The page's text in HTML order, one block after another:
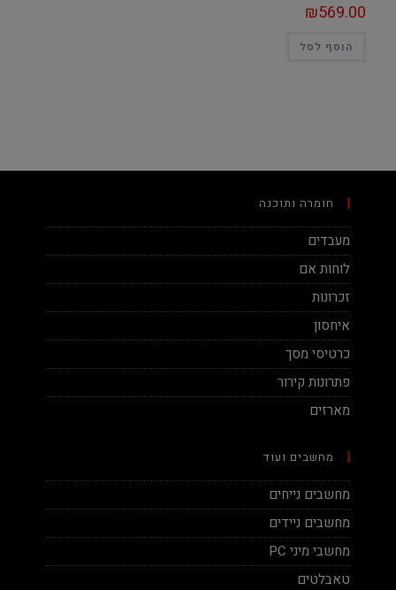
₪569.00
הוסף לסל
חומרה ותוכנה
מעבדים
לוחות אם
זכרונות
איחסון
כרטיסי מסך
פתרונות קירור
מארזים
מחשבים ועוד
מחשבים נייחים
מחשבים ניידים
מחשבי מיני PC
טאבלטים